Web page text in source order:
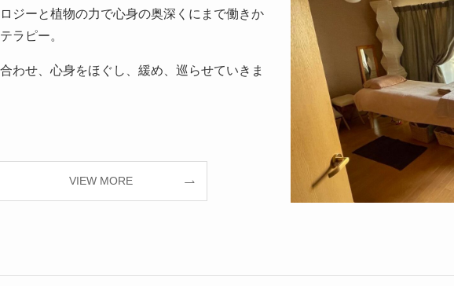
ジーと植物の力で心身の奥深くにまで働きか
ラピー。
わせ、心身をほぐし、緩め、巡らせていきま
VIEW MORE